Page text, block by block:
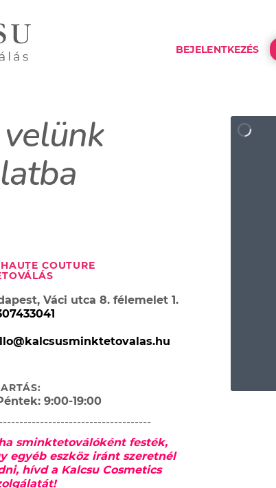
BEJELENTKEZÉS
COUTURE
Váci utca 8. félemelet 1.
9:00-19:00
sminktetoválóként festék,
egyéb eszköz iránt szeretnél
hívd a Kalcsu Cosmetics